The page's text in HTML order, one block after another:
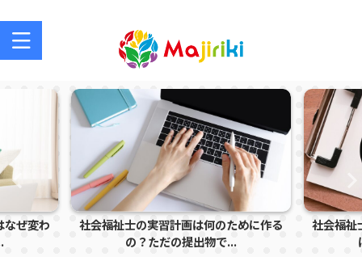
士の実習計画は何のために作る
社会福祉士実習で怒られる学生